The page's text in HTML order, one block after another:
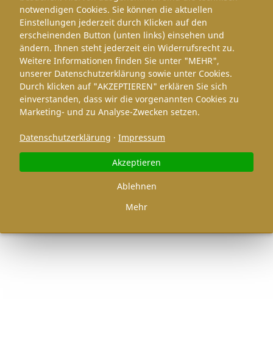
notwendigen Cookies. Sie können die aktuellen
Einstellungen jederzeit durch Klicken auf den
erscheinenden Button (unten links) einsehen und
ändern. Ihnen steht jederzeit ein Widerrufsrecht zu.
Weitere Informationen finden Sie unter "MEHR",
unserer Datenschutzerklärung sowie unter Cookies.
Durch klicken auf "AKZEPTIEREN" erklären Sie sich
einverstanden, dass wir die vorgenannten Cookies zu
Marketing- und zu Analyse-Zwecken setzen.
Datenschutzerklärung · Impressum
Mehr
Ablehnen
Akzeptieren